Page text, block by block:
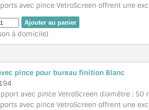
avec pince VetroScreen offrent une
à domicile)
pince pour bureau finition Blanc
avec pince VetroScreen diamètre :
avec pince VetroScreen offrent une